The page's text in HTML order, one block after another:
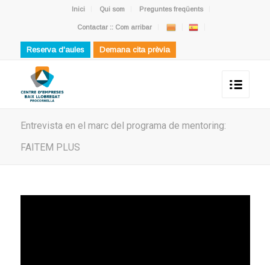
Inici Qui som Preguntes freqüents
Contactar :: Com arribar
Reserva d'aules Demana cita prèvia
Entrevista en el marc del programa de mentoring:
FAITEM PLUS